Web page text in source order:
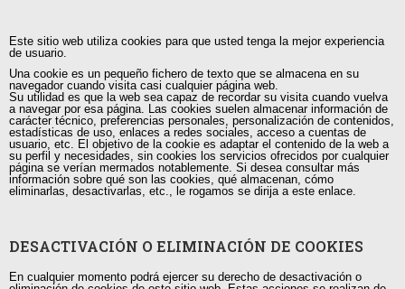
capacitacion@tutorias.ec
Este sitio web utiliza cookies para que usted tenga la mejor experiencia
de usuario.
Una cookie es un pequeño fichero de texto que se almacena en su
navegador cuando visita casi cualquier página web.
Su utilidad es que la web sea capaz de recordar su visita cuando vuelva
a navegar por esa página. Las cookies suelen almacenar información de
carácter técnico, preferencias personales, personalización de contenidos,
estadísticas de uso, enlaces a redes sociales, acceso a cuentas de
usuario, etc. El objetivo de la cookie es adaptar el contenido de la web a
su perfil y necesidades, sin cookies los servicios ofrecidos por cualquier
página se verían mermados notablemente. Si desea consultar más
información sobre qué son las cookies, qué almacenan, cómo
eliminarlas, desactivarlas, etc., le rogamos se dirija a este enlace.
DESACTIVACIÓN O ELIMINACIÓN DE COOKIES
En cualquier momento podrá ejercer su derecho de desactivación o